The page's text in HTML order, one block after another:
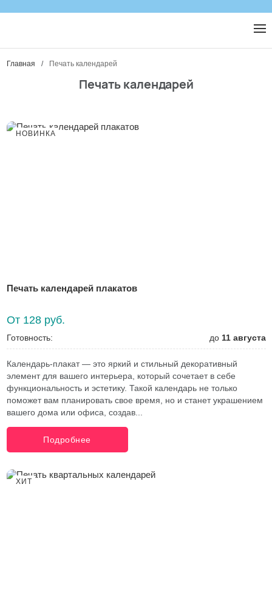
Главная / Печать календарей
Печать календарей
НОВИНКА
Печать календарей плакатов
От 128 руб.
Готовность: до 11 августа
Календарь-плакат — это яркий и стильный декоративный
элемент для вашего интерьера, который сочетает в себе
функциональность и эстетику. Такой календарь не только
поможет вам планировать свое время, но и станет украшением
вашего дома или офиса, создав...
Подробнее
ХИТ